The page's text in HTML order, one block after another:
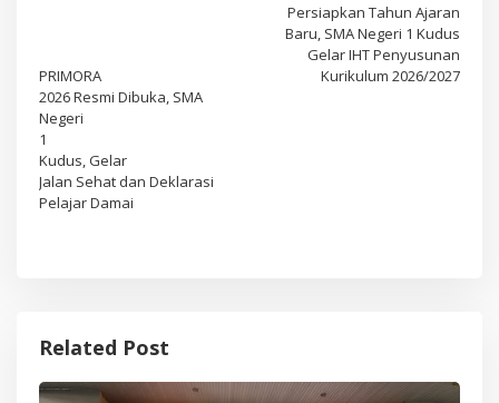
PRIMORA
2026 Resmi Dibuka, SMA
Negeri
1
Kudus, Gelar
Jalan Sehat dan Deklarasi
Pelajar Damai
Persiapkan Tahun Ajaran
Baru, SMA Negeri 1 Kudus
Gelar IHT Penyusunan
Kurikulum 2026/2027
Related Post